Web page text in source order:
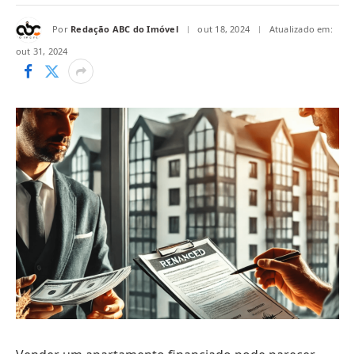
Por Redação ABC do Imóvel out 18, 2024
Atualizado em:
out 31, 2024